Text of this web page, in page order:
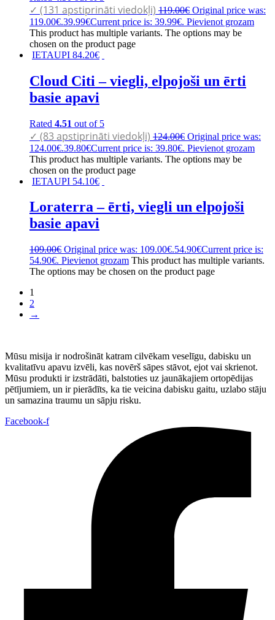
✓ (131 apstiprināti viedokļi) 119.00€ Original price was:
119.00€.39.99€Current price is: 39.99€. Pievienot grozam
This product has multiple variants. The options may be
chosen on the product page
IETAUPI 84.20€
Cloud Citi – viegli, elpojoši un ērti
basie apavi
Rated 4.51 out of 5
✓ (83 apstiprināti viedokļi) 124.00€ Original price was:
124.00€.39.80€Current price is: 39.80€. Pievienot grozam
This product has multiple variants. The options may be
chosen on the product page
IETAUPI 54.10€
Loraterra – ērti, viegli un elpojoši
basie apavi
109.00€ Original price was: 109.00€.54.90€Current price is:
54.90€. Pievienot grozam This product has multiple variants.
The options may be chosen on the product page
1
2
→
Mūsu misija ir nodrošināt katram cilvēkam veselīgu, dabisku un
kvalitatīvu apavu izvēli, kas novērš sāpes stāvot, ejot vai skrienot.
Mūsu produkti ir izstrādāti, balstoties uz jaunākajiem ortopēdijas
pētījumiem, un ir pierādīts, ka tie veicina dabisku gaitu, uzlabo stāju
un samazina traumu un sāpju risku.
Facebook-f